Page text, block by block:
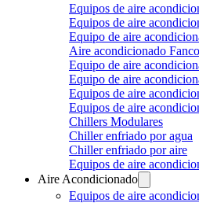
Equipos de aire
Equipos de aire
Equipo de aire
Aire acondicionado
Equipo de aire
Equipo de aire
Equipos de aire
Equipos de aire
Chillers Modulares
Chiller enfriado por agua
Chiller enfriado por aire
Equipos de aire
Aire Acondicionado
Equipos de aire